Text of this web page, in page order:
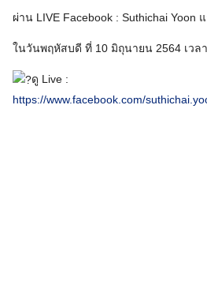
ผ่าน LIVE Facebook : Suthichai Yoon
ในวันพฤหัสบดี ที่ 10 มิถุนายน 2564 เวล
ดู Live :
https://www.facebook.com/